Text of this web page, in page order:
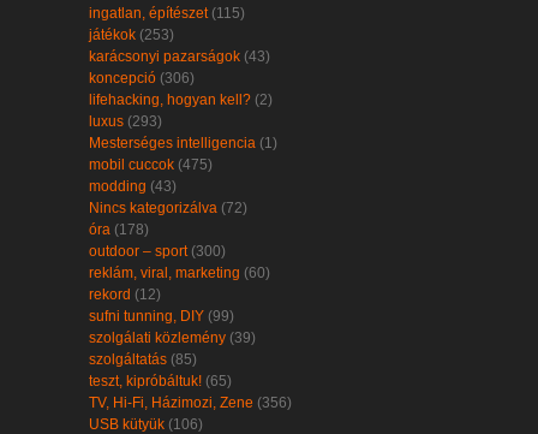
ingatlan, építészet(115)
játékok (253)
karácsonyi pazarságok (43)
koncepció (306)
lifehacking, hogyan kell? (2)
luxus (293)
Mesterséges intelligencia (1)
mobil cuccok (475)
modding (43)
Nincs kategorizálva (72)
óra (178)
outdoor – sport(300)
reklám, viral, marketing (60)
rekord (12)
sufni tunning, DIY (99)
szolgálati közlemény (39)
szolgáltatás (85)
teszt, kipróbáltuk! (65)
TV, Hi-Fi, Házimozi, Zene (356)
USB kütyük (106)